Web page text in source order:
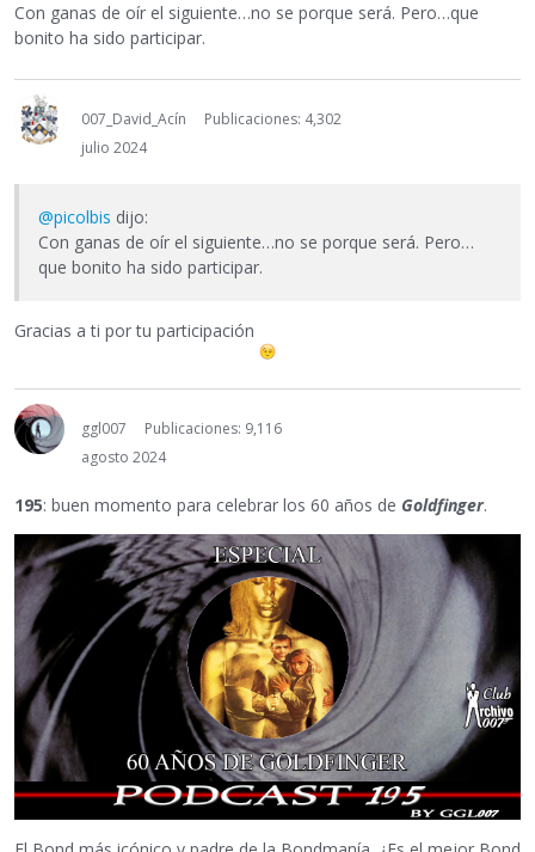
Con ganas de oír el siguiente…no se porque será. Pero…que
bonito ha sido participar.
007_David_Acín
Publicaciones: 4,302
julio 2024
@picolbis dijo:
Con ganas de oír el siguiente…no se porque será. Pero…
que bonito ha sido participar.
Gracias a ti por tu participación
ggl007
Publicaciones: 9,116
agosto 2024
195: buen momento para celebrar los 60 años de Goldfinger.